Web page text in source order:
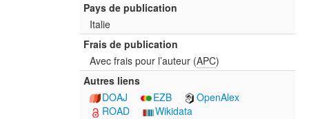
Pays de publication
Italie
Frais de publication
Avec frais pour l’auteur (APC)
Autres liens
DOAJ
EZB
OpenAlex
ROAD
Wikidata